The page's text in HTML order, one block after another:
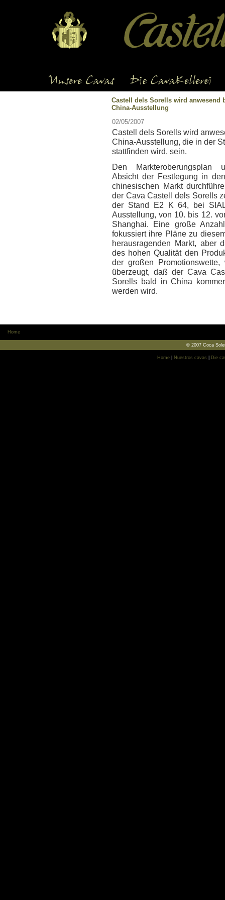
Castell dels Sorells wird anwesend
China-Ausstellung
02/05/2007
Castell dels Sorells wird
China-Ausstellung, die in der
stattfinden wird, sein.
Den Markteroberungsplan
Absicht der Festlegung in
chinesischen Markt
der Cava Castell dels Sorells
der Stand E2 K 64, bei
Ausstellung, von 10. bis 12.
Shanghai. Eine große
fokussiert ihre Pläne zu
herausragenden Markt, aber
des hohen Qualität den
der großen
überzeugt, daß der Cava
Sorells bald in China
werden wird.
Home
© 2007 Coca
Home Nuestros cavas Die